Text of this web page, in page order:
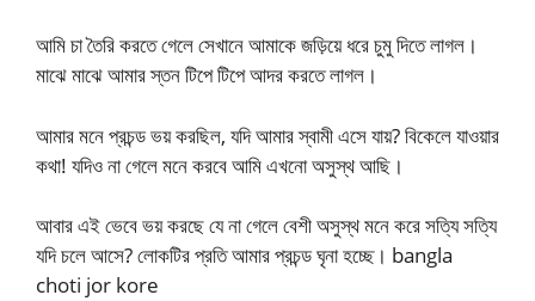
আমি চা তৈরি করতে গেলে সেখানে আমাকে জড়িয়ে ধরে চুমু দিতে লাগল।
মাঝে মাঝে আমার স্তন টিপে টিপে আদর করতে লাগল।
আমার মনে প্রচন্ড ভয় করছিল, যদি আমার স্বামী এসে যায়? বিকেলে যাওয়ার
কথা! যদিও না গেলে মনে করবে আমি এখনো অসুস্থ আছি।
আবার এই ভেবে ভয় করছে যে না গেলে বেশী অসুস্থ মনে করে সত্যি সত্যি
যদি চলে আসে? লোকটির প্রতি আমার প্রচন্ড ঘৃনা হচ্ছে। bangla
choti jor kore